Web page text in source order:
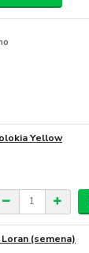
Yellow
(semena)